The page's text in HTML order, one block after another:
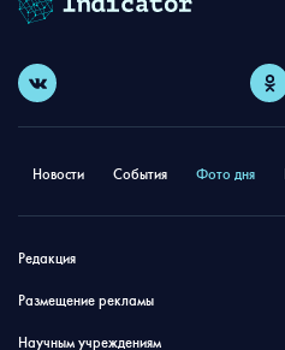
Новости События Фото дня
Редакция
Размещение рекламы
Научным учреждениям